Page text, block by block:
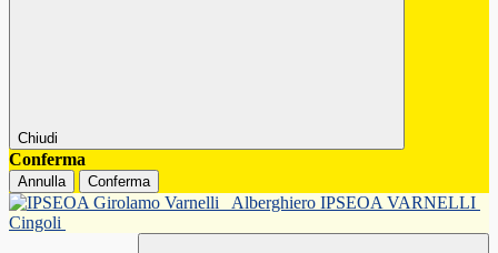
Chiudi
Conferma
Annulla Conferma
Alberghiero IPSEOA VARNELLI
Cingoli